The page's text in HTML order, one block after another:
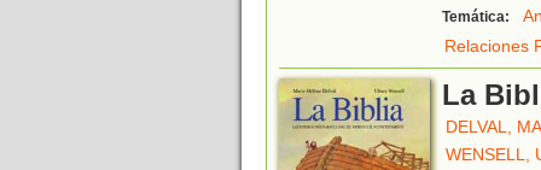
Temática:
Relaciones
La
DELVAL,
WENSELL,